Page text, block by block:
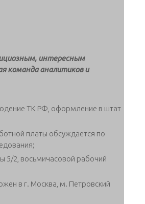
интересным
команда аналитиков и
ТК РФ, оформление в штат
платы обсуждается по
5/2, восьмичасовой рабочий
в г. Москва, м. Петровский